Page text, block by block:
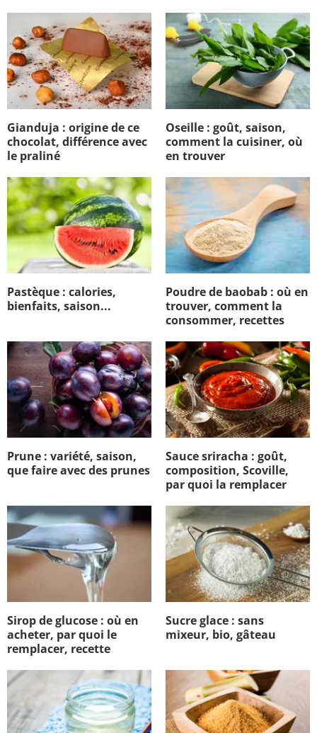
Gianduja : origine de ce
chocolat, différence avec
le praliné
Oseille : goût, saison,
comment la cuisiner, où
en trouver
Pastèque : calories,
bienfaits, saison...
Poudre de baobab : où en
trouver, comment la
consommer, recettes
Prune : variété, saison,
que faire avec des prunes
Sauce sriracha : goût,
composition, Scoville,
par quoi la remplacer
Sirop de glucose : où en
acheter, par quoi le
remplacer, recette
Sucre glace : sans
mixeur, bio, gâteau